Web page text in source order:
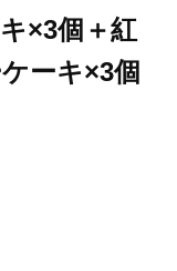
×3個＋紅
ーキ×3個